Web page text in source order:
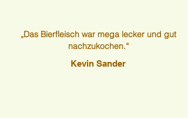
„Das Bierfleisch war mega lecker und gut
nachzukochen.“
Kevin Sander